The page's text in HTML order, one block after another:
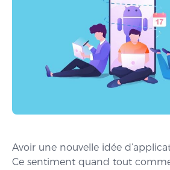
Avoir une nouvelle idée
Ce sentiment quand tout